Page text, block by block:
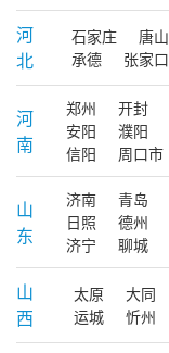
河
北
石家庄 唐山
承德
张家口
河
南
郑州 开封
安阳
濮阳
信阳
周口市
山
东
济南 青岛
日照
德州
济宁
聊城
山
西
太原 大同
运城
忻州